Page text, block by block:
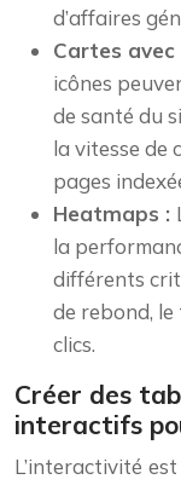
d’affaires
Cartes avec
icônes
de santé du
la vitesse de
pages
Heatmaps :
la
différents
de rebond,
clics.
Créer des
interactifs
L’interactivité